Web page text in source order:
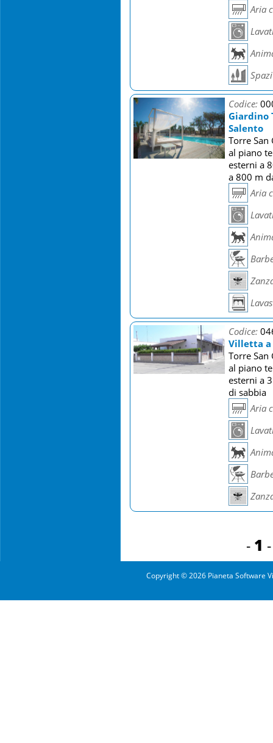
Aria
Codice:
Giardino
Salento
Torre
al piano
esterni a
a 800 m
Aria
Codice:
Villetta a
Torre
al piano
esterni a
di sabbia
Aria
- 1
Copyright © 2026 Pianeta Software